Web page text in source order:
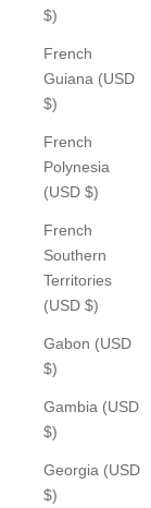
$)
French
Guiana (USD
$)
French
Polynesia
(USD $)
French
Southern
Territories
(USD $)
Gabon (USD
$)
Gambia (USD
$)
Georgia (USD
$)